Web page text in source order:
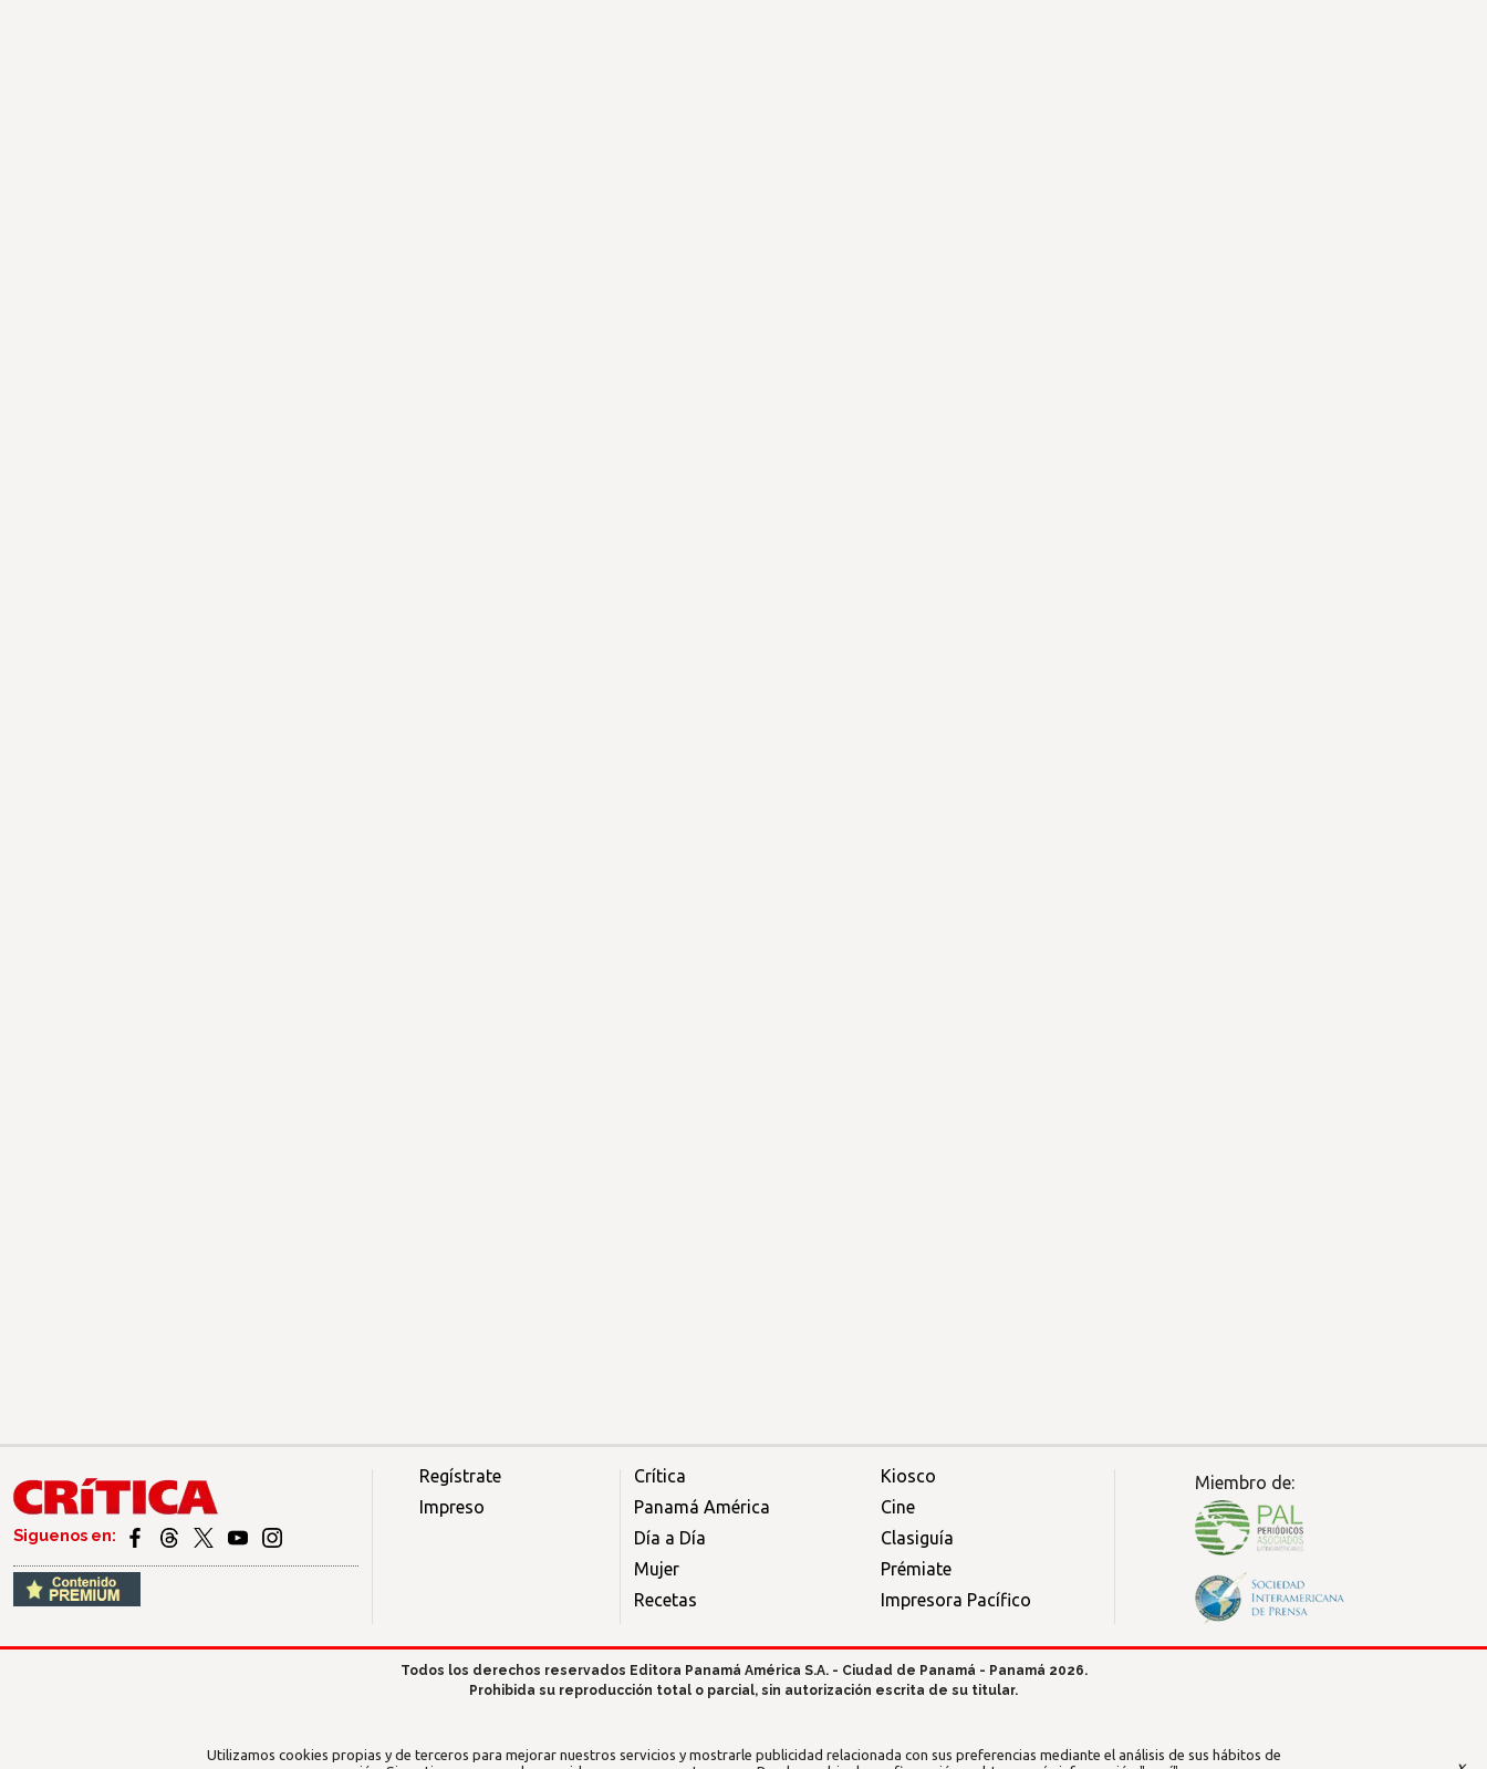
Siguenos en:
Regístrate
Impreso
Crítica
Panamá América
Día a Día
Mujer
Recetas
Kiosco
Cine
Clasiguía
Prémiate
Impresora Pacífico
Miembro de:
Todos los derechos reservados Editora Panamá América S.A. - Ciudad de Panamá - Panamá 2026.
Prohibida su reproducción total o parcial, sin autorización escrita de su titular.
Utilizamos cookies propias y de terceros para mejorar nuestros servicios y mostrarle publicidad relacionada con sus preferencias mediante el análisis de sus hábitos de